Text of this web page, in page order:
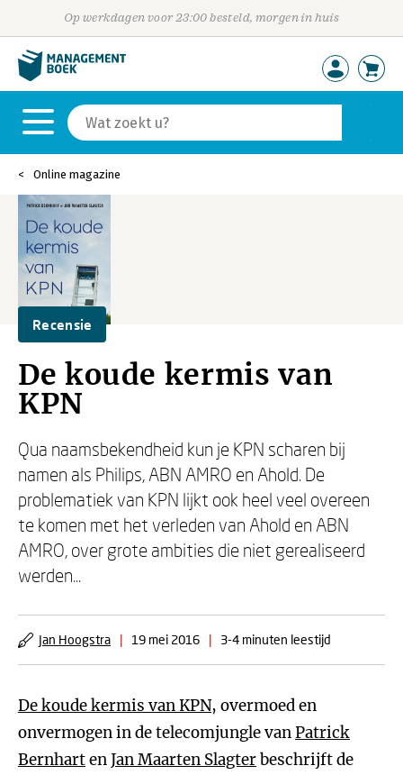
Op werkdagen voor 23:00 besteld, morgen in huis
Online magazine
Recensie
De koude kermis van
KPN
Qua naamsbekendheid kun je KPN scharen bij
namen als Philips, ABN AMRO en Ahold. De
problematiek van KPN lijkt ook heel veel overeen
te komen met het verleden van Ahold en ABN
AMRO, over grote ambities die niet gerealiseerd
werden...
Jan Hoogstra | 19 mei 2016 | 3-4 minuten leestijd
De koude kermis van KPN, overmoed en
onvermogen in de telecomjungle vanPatrick
BernhartenJan Maarten Slagterbeschrijft de